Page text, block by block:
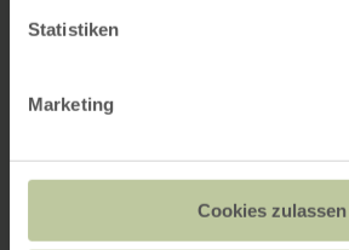
Statistiken
Marketing
Cookies zulassen